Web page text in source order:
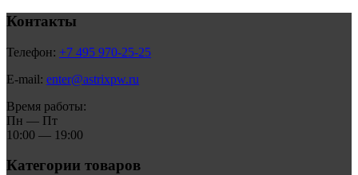
Контакты
Телефон: +7 495 970-25-25
E-mail: enter@astrixpw.ru
Время работы:
Пн — Пт
10:00 — 19:00
Категории товаров